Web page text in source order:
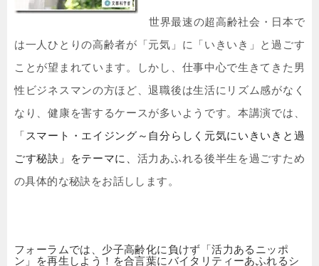
世界最速の超高齢社会・日本で
は一人ひとりの高齢者が「元気」に「いきいき」と過ごす
ことが望まれています。しかし、仕事中心で生きてきた男
性ビジネスマンの方ほど、退職後は生活にリズム感がなく
なり、健康を害するケースが多いようです。本講演では、
「 スマート・エイジング～自分らしく元気にいきいきと過
ごす秘訣」をテーマに、 活力あふれる後半生を過ごすため
の具体的な秘訣をお話しします。
フォーラムでは、少子高齢化に負けず「活力あるニッポ
ン」を再生しよう！を合言葉にバイタリティーあふれるシ